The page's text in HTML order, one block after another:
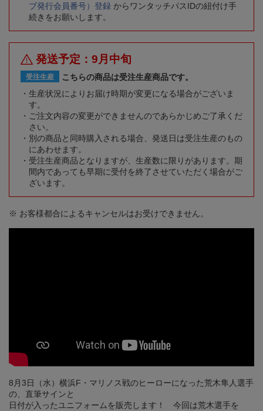
ブ発行会員番号）登録 からワンタッチパスIDの紐付け手
続きをお願いします。
発送予定：9月中旬
受注生産
こちらの商品は受注生産商品です。
生産状況によりお届け時期が変更になる場合がございま
す。
ご注文内容の変更ができませんのであらかじめご了承くだ
さい。
別の商品と同時購入される場合、発送日は受注生産のもの
にあわせます。
受注生産商品となりますが、生産数に限りがあります。期
間内であっても早期に受付を終了させていただく場合がご
ざいます。
※ お客様都合によるキャンセルはお受けできません。
8月3日（水）横浜F・マリノス戦のヒーローになった荒木隼人選手
の、直筆サインと
日付が入ったユニフォームを販売します！ 今回は荒木選手を